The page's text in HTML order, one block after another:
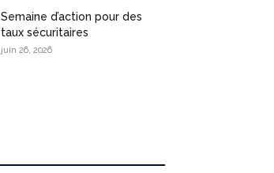
Semaine d’action pour des
taux sécuritaires
juin 26, 2026